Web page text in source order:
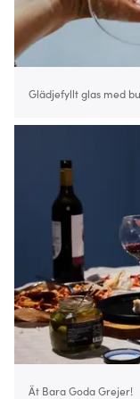
Glädjefyllt glas med
Ät Bara Goda Grejer!